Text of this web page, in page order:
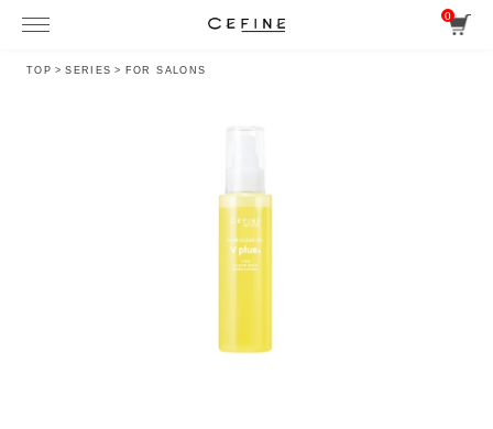
0
TOP > SERIES > FOR SALONS